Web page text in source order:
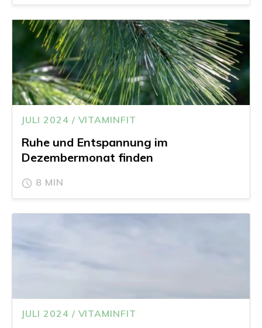
JULI 2024 / VITAMINFIT
Ruhe und Entspannung im
Dezembermonat finden
8 MIN
JULI 2024 / VITAMINFIT